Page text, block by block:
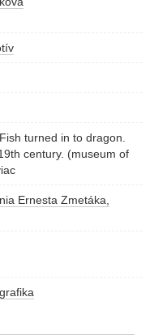
turned in to dragon.
century. (museum of
Ernesta Zmetáka,